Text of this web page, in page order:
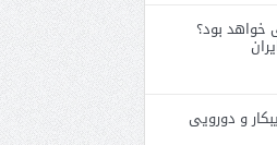
خواهد بود؟
و دورویی